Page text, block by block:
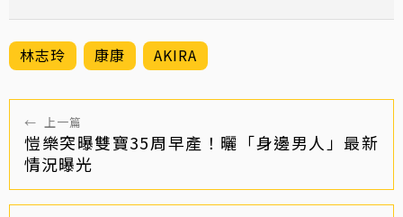
林志玲 康康 AKIRA
← 上一篇
愷樂突曝雙寶35周早產！曬「身邊男人」最新
情況曝光